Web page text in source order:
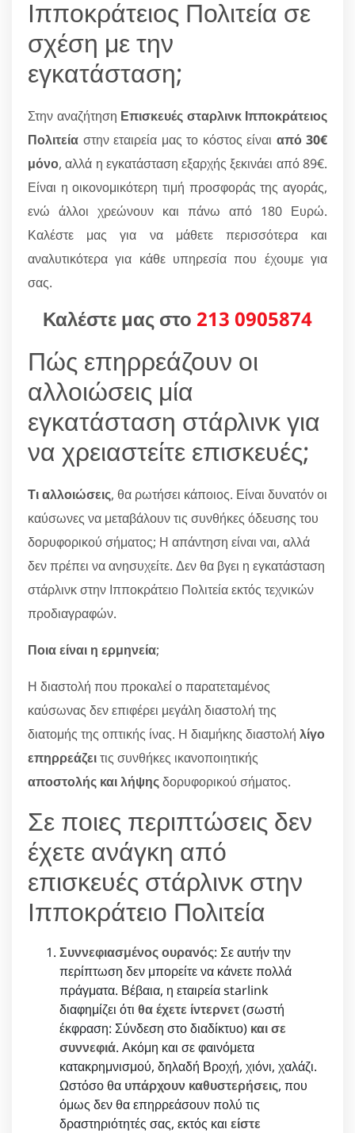
Ιπποκράτειος Πολιτεία σε
σχέση με την
εγκατάσταση;
Στην αναζήτηση Επισκευές σταρλινκ Ιπποκράτειος
Πολιτεία στην εταιρεία μας το κόστος είναι από 30€
μόνο, αλλά η εγκατάσταση εξαρχής ξεκινάει από 89€.
Είναι η οικονομικότερη τιμή προσφοράς της αγοράς,
ενώ άλλοι χρεώνουν και πάνω από 180 Ευρώ.
Καλέστε μας για να μάθετε περισσότερα και
αναλυτικότερα για κάθε υπηρεσία που έχουμε για
σας.
Καλέστε μας στο 213 0905874
Πώς επηρρεάζουν οι
αλλοιώσεις μία
εγκατάσταση στάρλινκ για
να χρειαστείτε επισκευές;
Τι αλλοιώσεις, θα ρωτήσει κάποιος. Είναι δυνατόν οι
καύσωνες να μεταβάλουν τις συνθήκες όδευσης του
δορυφορικού σήματος; Η απάντηση είναι ναι, αλλά
δεν πρέπει να ανησυχείτε. Δεν θα βγει η εγκατάσταση
στάρλινκ στην Ιπποκράτειο Πολιτεία εκτός τεχνικών
προδιαγραφών.
Ποια είναι η ερμηνεία;
Η διαστολή που προκαλεί ο παρατεταμένος
καύσωνας δεν επιφέρει μεγάλη διαστολή της
διατομής της οπτικής ίνας. Η διαμήκης διαστολή λίγο
επηρρεάζειτις συνθήκες ικανοποιητικής
αποστολής και λήψηςδορυφορικού σήματος.
Σε ποιες περιπτώσεις δεν
έχετε ανάγκη από
επισκευές στάρλινκ στην
Ιπποκράτειο Πολιτεία
Συννεφιασμένος ουρανός: Σε αυτήν την
περίπτωση δεν μπορείτε να κάνετε πολλά
πράγματα. Βέβαια, η εταιρεία starlink
διαφημίζει ότι θα έχετε ίντερνετ(σωστή
έκφραση: Σύνδεση στο διαδίκτυο) και σε
συννεφιά. Ακόμη και σε φαινόμετα
κατακρημνισμού, δηλαδή Βροχή, χιόνι, χαλάζι.
Ωστόσο θα υπάρχουν καθυστερήσεις, που
όμως δεν θα επηρρεάσουν πολύ τις
δραστηριότητές σας, εκτός και είστε